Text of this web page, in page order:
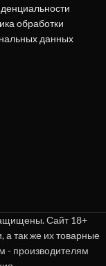
обработки
данных
Сайт 18+
а так же их товарные
- производителям